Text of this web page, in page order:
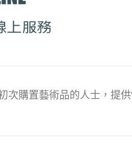
購置藝術品的人士，提供